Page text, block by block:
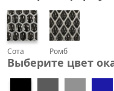
Сота Ромб
Выберите цвет